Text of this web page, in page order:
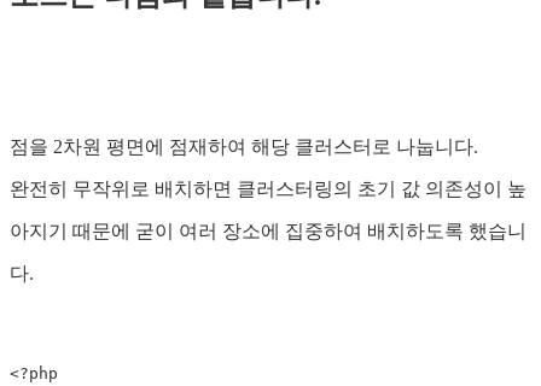
점을 2차원 평면에 점재하여 해당 클러스터로 나눕니다.
완전히 무작위로 배치하면 클러스터링의 초기 값 의존성이 높
아지기 때문에 굳이 여러 장소에 집중하여 배치하도록 했습니
다.
<?php